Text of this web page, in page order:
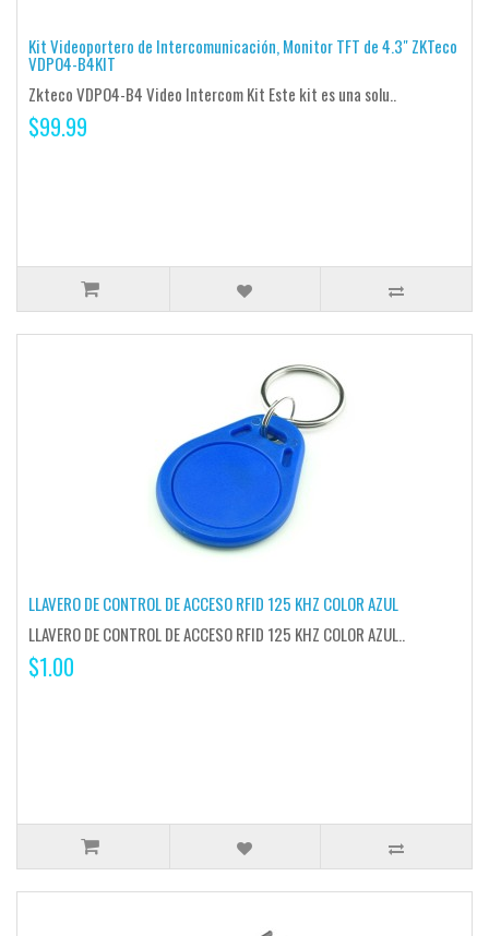
Kit Videoportero de Intercomunicación, Monitor TFT de 4.3" ZKTeco
VDPO4-B4KIT
Zkteco VDPO4-B4 Video Intercom Kit Este kit es una solu..
$99.99
LLAVERO DE CONTROL DE ACCESO RFID 125 KHZ COLOR AZUL
LLAVERO DE CONTROL DE ACCESO RFID 125 KHZ COLOR AZUL..
$1.00